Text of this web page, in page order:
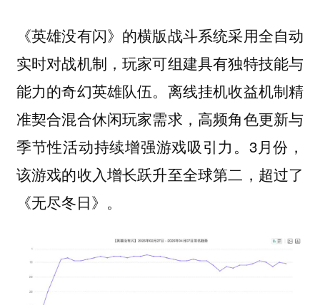
《英雄没有闪》的横版战斗系统采用全自动
实时对战机制，玩家可组建具有独特技能与
能力的奇幻英雄队伍。离线挂机收益机制精
准契合混合休闲玩家需求，高频角色更新与
季节性活动持续增强游戏吸引力。3月份，
该游戏的收入增长跃升至全球第二，超过了
《无尽冬日》。